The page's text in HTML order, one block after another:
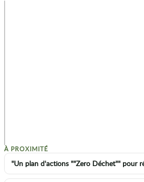
À PROXIMITÉ
"Un plan d'actions ""Zero Déchet"" pour